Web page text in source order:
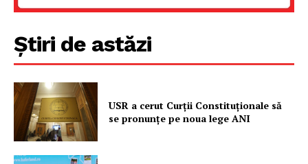
Știri de astăzi
USR a cerut Curții Constituționale să
se pronunțe pe noua lege ANI